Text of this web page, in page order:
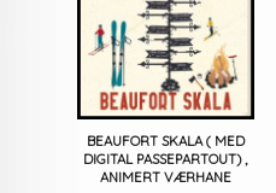
BEAUFORT SKALA ( MED
DIGITAL PASSEPARTOUT) ,
ANIMERT VÆRHANE